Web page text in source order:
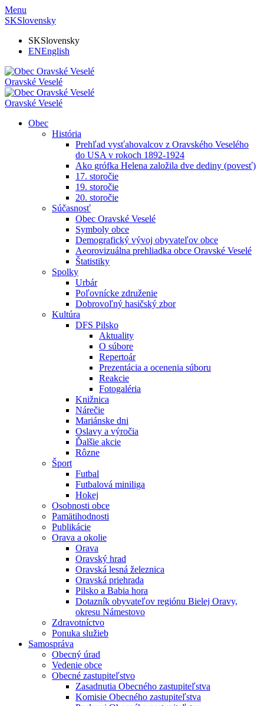
Menu
SKSlovensky
SKSlovensky
ENEnglish
Oravské Veselé
Oravské Veselé
Obec
História
Prehľad vysťahovalcov z Oravského Veselého
do USA v rokoch 1892-1924
Ako grófka Helena založila dve dediny (povesť)
17. storočie
19. storočie
20. storočie
Súčasnosť
Obec Oravské Veselé
Symboly obce
Demografický vývoj obyvateľov obce
Aeorovizuálna prehliadka obce Oravské Veselé
Štatistiky
Spolky
Urbár
Poľovnícke združenie
Dobrovoľný hasičský zbor
Kultúra
DFS Pilsko
Aktuality
O súbore
Repertoár
Prezentácia a ocenenia súboru
Reakcie
Fotogaléria
Knižnica
Nárečie
Mariánske dni
Oslavy a výročia
Ďalšie akcie
Rôzne
Šport
Futbal
Futbalová miniliga
Hokej
Osobnosti obce
Pamätihodnosti
Publikácie
Orava a okolie
Orava
Oravský hrad
Oravská lesná železnica
Oravská priehrada
Pilsko a Babia hora
Dotazník obyvateľov regiónu Bielej Oravy,
okresu Námestovo
Zdravotníctvo
Ponuka služieb
Samospráva
Obecný úrad
Vedenie obce
Obecné zastupiteľstvo
Zasadnutia Obecného zastupiteľstva
Komisie Obecného zastupiteľstva